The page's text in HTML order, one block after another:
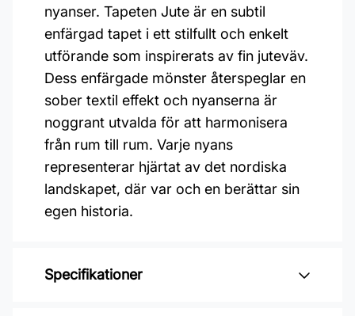
nyanser. Tapeten Jute är en subtil
enfärgad tapet i ett stilfullt och enkelt
utförande som inspirerats av fin juteväv.
Dess enfärgade mönster återspeglar en
sober textil effekt och nyanserna är
noggrant utvalda för att harmonisera
från rum till rum. Varje nyans
representerar hjärtat av det nordiska
landskapet, där var och en berättar sin
egen historia.
Specifikationer